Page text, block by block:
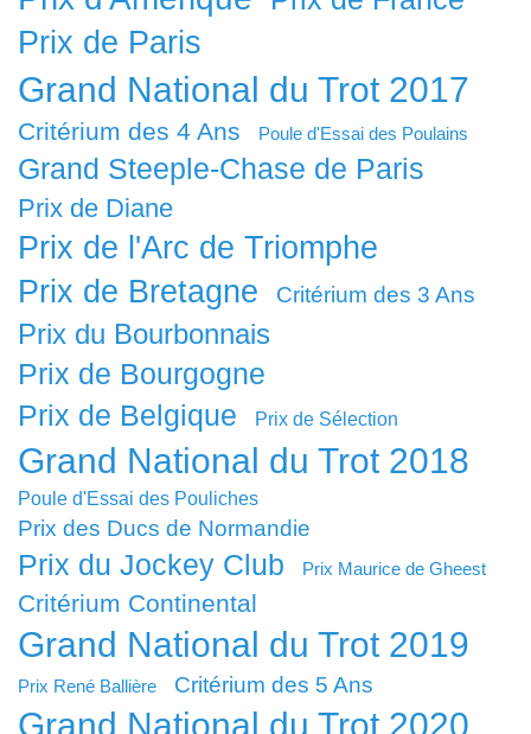
Prix de Paris
Grand National du Trot 2017
Critérium des 4 Ans Poule d'Essai des Poulains
Grand Steeple-Chase de Paris
Prix de Diane
Prix de l'Arc de Triomphe
Prix de Bretagne
Critérium des 3 Ans
Prix du Bourbonnais
Prix de Bourgogne
Prix de Belgique
Prix de Sélection
Grand National du Trot 2018
Poule d'Essai des Pouliches
Prix des Ducs de Normandie
Prix du Jockey Club Prix Maurice de Gheest
Critérium Continental
Grand National du Trot 2019
Prix René Ballière Critérium des 5 Ans
Grand National du Trot 2020